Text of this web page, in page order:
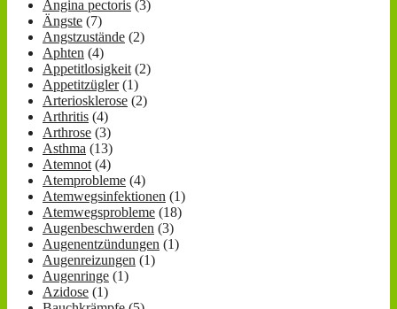
Angina pectoris (3)
Ängste (7)
Angstzustände (2)
Aphten (4)
Appetitlosigkeit (2)
Appetitzügler(1)
Arteriosklerose (2)
Arthritis (4)
Arthrose (3)
Asthma (13)
Atemnot (4)
Atemprobleme (4)
Atemwegsinfektionen (1)
Atemwegsprobleme (18)
Augenbeschwerden (3)
Augenentzündungen (1)
Augenreizungen (1)
Augenringe (1)
Azidose (1)